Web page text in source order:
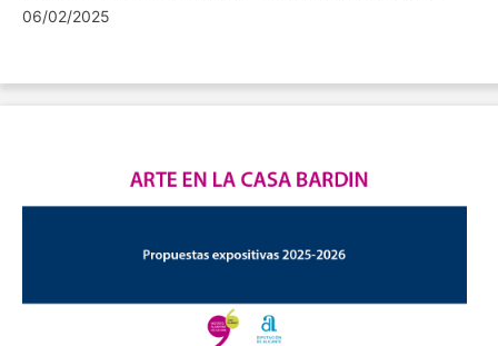
06/02/2025